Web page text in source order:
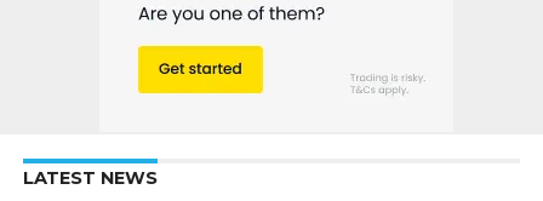
LATEST NEWS